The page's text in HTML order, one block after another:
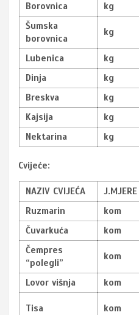
Borovnica
kg
Šumska
borovnica
kg
Lubenica
kg
Dinja
kg
Breskva
kg
Kajsija
kg
Nektarina
kg
Cvijeće:
NAZIV CVIJEĆA J.MJERE
Ruzmarin
kom
Čuvarkuća
kom
Čempres
“polegli”
kom
Lovor višnja kom
Tisa kom